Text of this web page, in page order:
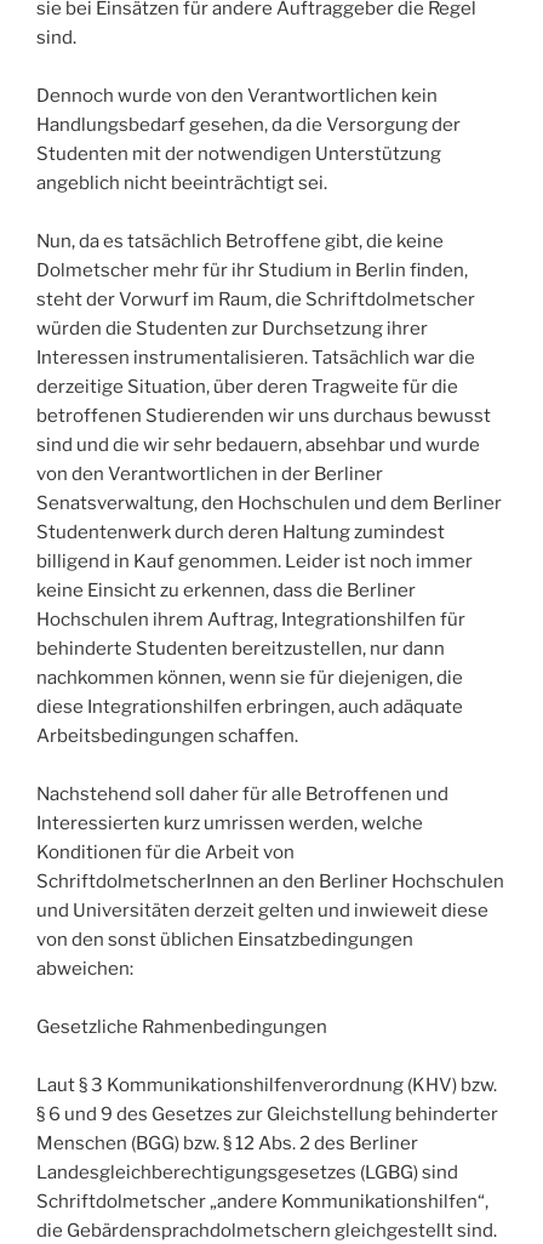
sie bei Einsätzen für andere Auftraggeber die Regel
sind.
Dennoch wurde von den Verantwortlichen kein
Handlungsbedarf gesehen, da die Versorgung der
Studenten mit der notwendigen Unterstützung
angeblich nicht beeinträchtigt sei.
Nun, da es tatsächlich Betroffene gibt, die keine
Dolmetscher mehr für ihr Studium in Berlin finden,
steht der Vorwurf im Raum, die Schriftdolmetscher
würden die Studenten zur Durchsetzung ihrer
Interessen instrumentalisieren. Tatsächlich war die
derzeitige Situation, über deren Tragweite für die
betroffenen Studierenden wir uns durchaus bewusst
sind und die wir sehr bedauern, absehbar und wurde
von den Verantwortlichen in der Berliner
Senatsverwaltung, den Hochschulen und dem Berliner
Studentenwerk durch deren Haltung zumindest
billigend in Kauf genommen. Leider ist noch immer
keine Einsicht zu erkennen, dass die Berliner
Hochschulen ihrem Auftrag, Integrationshilfen für
behinderte Studenten bereitzustellen, nur dann
nachkommen können, wenn sie für diejenigen, die
diese Integrationshilfen erbringen, auch adäquate
Arbeitsbedingungen schaffen.
Nachstehend soll daher für alle Betroffenen und
Interessierten kurz umrissen werden, welche
Konditionen für die Arbeit von
SchriftdolmetscherInnen an den Berliner Hochschulen
und Universitäten derzeit gelten und inwieweit diese
von den sonst üblichen Einsatzbedingungen
abweichen:
Gesetzliche Rahmenbedingungen
Laut § 3 Kommunikationshilfenverordnung (KHV) bzw.
§ 6 und 9 des Gesetzes zur Gleichstellung behinderter
Menschen (BGG) bzw. § 12 Abs. 2 des Berliner
Landesgleichberechtigungsgesetzes (LGBG) sind
Schriftdolmetscher „andere Kommunikationshilfen“,
die Gebärdensprachdolmetschern gleichgestellt sind.